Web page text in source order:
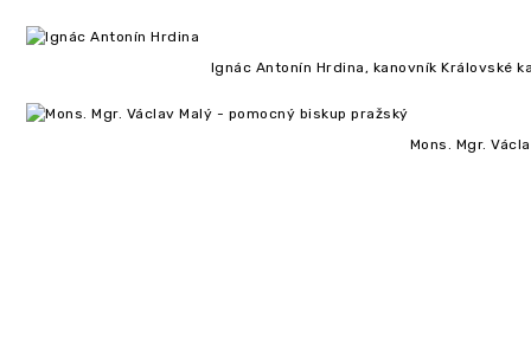
Ignác Antonín Hrdina, kanovník Královské
Mons. Mgr.